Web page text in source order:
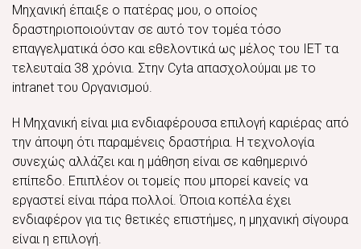
Μηχανική έπαιξε ο πατέρας μου, ο οποίος
δραστηριοποιούνταν σε αυτό τον τομέα τόσο
επαγγελματικά όσο και εθελοντικά ως μέλος του IET τα
τελευταία 38 χρόνια. Στην Cyta απασχολούμαι με το
intranet του Οργανισμού.
Η Μηχανική είναι μια ενδιαφέρουσα επιλογή καριέρας από
την άποψη ότι παραμένεις δραστήρια. Η τεχνολογία
συνεχώς αλλάζει και η μάθηση είναι σε καθημερινό
επίπεδο. Επιπλέον οι τομείς που μπορεί κανείς να
εργαστεί είναι πάρα πολλοί. Όποια κοπέλα έχει
ενδιαφέρον για τις θετικές επιστήμες, η μηχανική σίγουρα
είναι η επιλογή.